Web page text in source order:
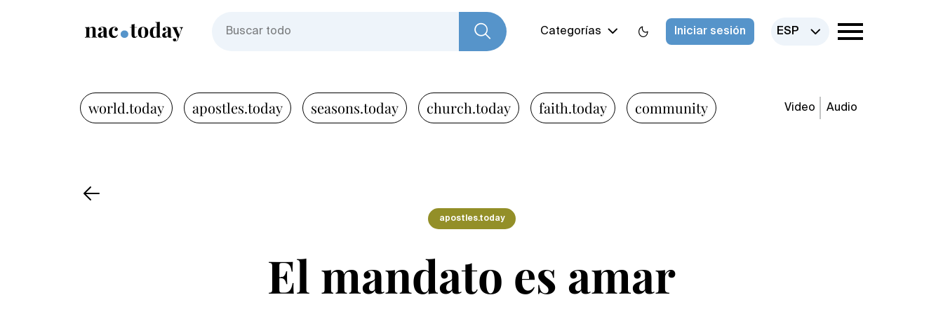
Categorías Iniciar sesión ESP
world.today apostles.today seasons.today church.today faith.today community Video Audio
apostles.today
El mandato es amar